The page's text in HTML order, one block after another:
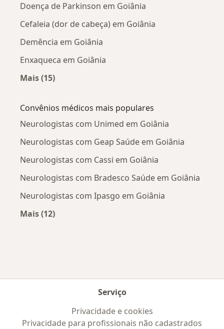
Doença de Parkinson em Goiânia
Cefaleia (dor de cabeça) em Goiânia
Demência em Goiânia
Enxaqueca em Goiânia
Mais (15)
Convênios médicos mais populares
Neurologistas com Unimed em Goiânia
Neurologistas com Geap Saúde em Goiânia
Neurologistas com Cassi em Goiânia
Neurologistas com Bradesco Saúde em Goiânia
Neurologistas com Ipasgo em Goiânia
Mais (12)
Serviço
Privacidade e cookies
Privacidade para profissionais não cadastrados